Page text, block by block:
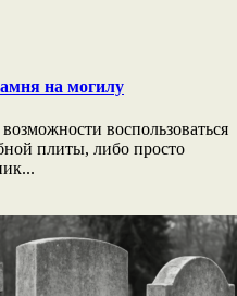
на могилу
воспользоваться
плиты, либо просто